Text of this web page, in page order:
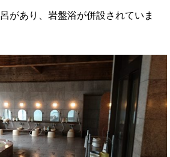
があり、岩盤浴が併設されていま